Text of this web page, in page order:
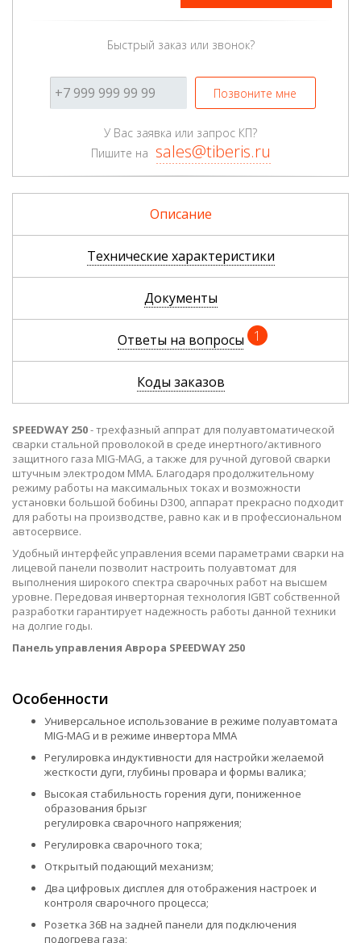
Быстрый заказ или звонок?
Позвоните мне
У Вас заявка или запрос КП?
Пишите на sales@tiberis.ru
Описание
Технические характеристики
Документы
Ответы на вопросы 1
Коды заказов
SPEEDWAY 250- трехфазный аппрат для полуавтоматической
сварки стальной проволокой в среде инертного/активного
защитного газа MIG-MAG, а также для ручной дуговой сварки
штучным электродом MMA. Благодаря продолжительному
режиму работы на максимальных токах и возможности
установки большой бобины D300, аппарат прекрасно подходит
для работы на производстве, равно как и в профессиональном
автосервисе.
Удобный интерфейс управления всеми параметрами сварки на
лицевой панели позволит настроить полуавтомат для
выполнения широкого спектра сварочных работ на высшем
уровне. Передовая инверторная технология IGBT собственной
разработки гарантирует надежность работы данной техники
на долгие годы.
Панель управления Аврора SPEEDWAY 250
Особенности
Универсальное использование в режиме полуавтомата
MIG-MAG и в режиме инвертора MMA
Регулировка индуктивности для настройки желаемой
жесткости дуги, глубины провара и формы валика;
Высокая стабильность горения дуги, пониженное
образования брызг
регулировка сварочного напряжения;
Регулировка сварочного тока;
Открытый подающий механизм;
Два цифровых дисплея для отображения настроек и
контроля сварочного процесса;
Розетка 36В на задней панели для подключения
подогрева газа;